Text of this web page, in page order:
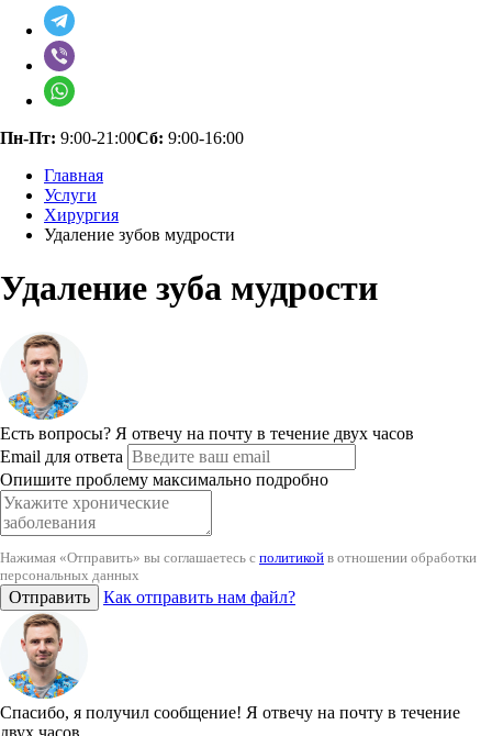
Пн-Пт: 9:00-21:00Сб: 9:00-16:00
Главная
Услуги
Хирургия
Удаление зубов мудрости
Удаление зуба мудрости
Есть вопросы? Я отвечу на почту в течение двух часов
Email для ответа
Опишите проблему максимально подробно
Нажимая «Отправить» вы соглашаетесь с политикой в отношении обработки
персональных данных
Отправить Как отправить нам файл?
Спасибо, я получил сообщение! Я отвечу на почту в течение
двух часов